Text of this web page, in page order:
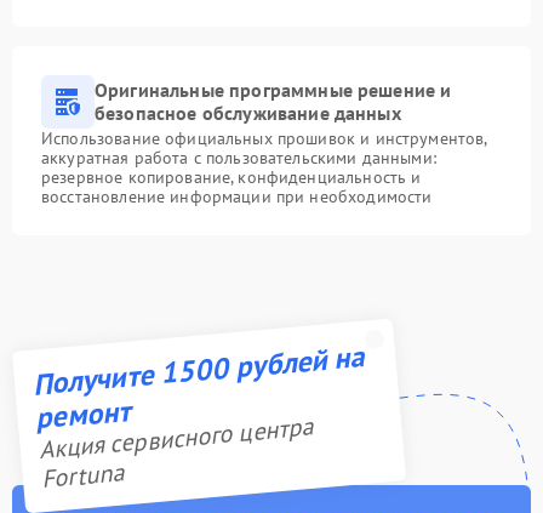
Оригинальные программные решение и
безопасное обслуживание данных
Использование официальных прошивок и инструментов,
аккуратная работа с пользовательскими данными:
резервное копирование, конфиденциальность и
восстановление информации при необходимости
Получите 1500 рублей на
ремонт
Акция сервисного центра
Fortuna